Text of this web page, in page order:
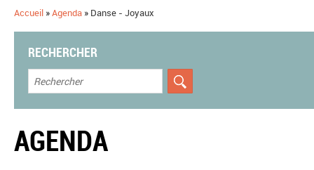
Accueil »Agenda » Danse - Joyaux
RECHERCHER
AGENDA